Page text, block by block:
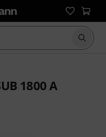
Suche
1800 A
aus 15 Kundenbewertungen